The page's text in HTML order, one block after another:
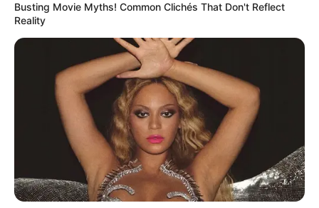
Busting Movie Myths! Common Clichés That Don't Reflect
Reality